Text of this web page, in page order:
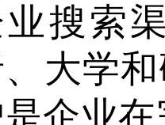
业搜索
大学
是企业